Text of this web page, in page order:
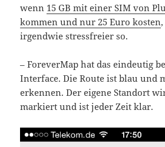
wenn 15 GB mit einer SIM von
kommen und nur 25 Euro kosten
irgendwie stressfreier so.
– ForeverMap hat das eindeutig
Interface. Die Route ist blau und
erkennen. Der eigene Standort
markiert und ist jeder Zeit klar.